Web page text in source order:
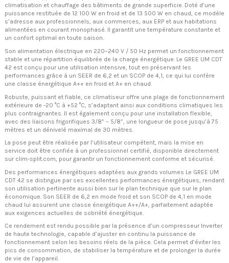
climatisation et chauffage des bâtiments de grande superficie. Doté d’une
puissance restituée de 12 100 W en froid et de 13 500 W en chaud, ce modèle
s’adresse aux professionnels, aux commerces, aux ERP et aux habitations
alimentées en courant monophasé. Il garantit une température constante et
un confort optimal en toute saison.
Son alimentation électrique en 220–240 V / 50 Hz permet un fonctionnement
stable et une répartition équilibrée de la charge énergétique. Le GREE UM CDT
42 est conçu pour une utilisation intensive, tout en préservant les
performances grâce à un SEER de 6,2 et un SCOP de 4,1, ce qui lui confère
une classe énergétique A++ en froid et A+ en chaud.
Robuste, puissant et fiable, ce climatiseur offre une plage de fonctionnement
extérieure de -20 °C à +52 °C, s’adaptant ainsi aux conditions climatiques les
plus contraignantes. Il est également conçu pour une installation flexible,
avec des liaisons frigorifiques 3/8” – 5/8”, une longueur de pose jusqu’à 75
mètres et un dénivelé maximal de 30 mètres.
La pose peut être réalisée par l’utilisateur compétent, mais la mise en
service doit être confiée à un professionnel certifié, disponible directement
sur clim-split.com, pour garantir un fonctionnement conforme et sécurisé.
Des performances énergétiques adaptées aux grands volumes Le GREE UM
CDT 42 se distingue par ses excellentes performances énergétiques, rendant
son utilisation pertinente aussi bien sur le plan technique que sur le plan
économique. Son SEER de 6,2 en mode froid et son SCOP de 4,1 en mode
chaud lui assurent une classe énergétique A++/A+, parfaitement adaptée
aux exigences actuelles de sobriété énergétique.
Ce rendement est rendu possible par la présence d’un compresseur Inverter
de haute technologie, capable d’ajuster en continu la puissance de
fonctionnement selon les besoins réels de la pièce. Cela permet d’éviter les
pics de consommation, de stabiliser la température et de prolonger la durée
de vie de l’appareil.